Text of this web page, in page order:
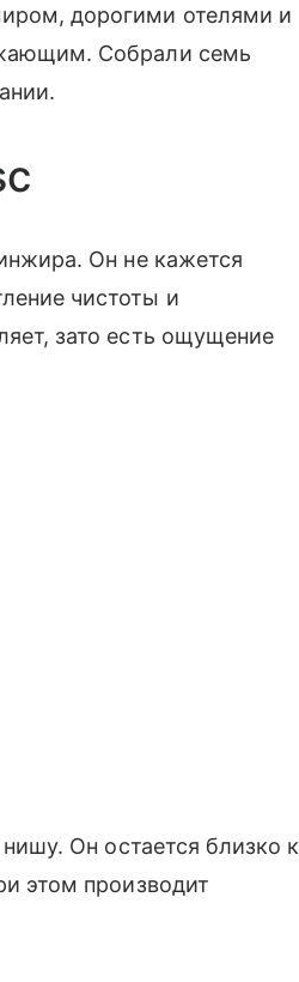
дорогими отелями и
Собрали семь
Он не кажется
чистоты и
зато есть ощущение
Он остается близко к
этом производит